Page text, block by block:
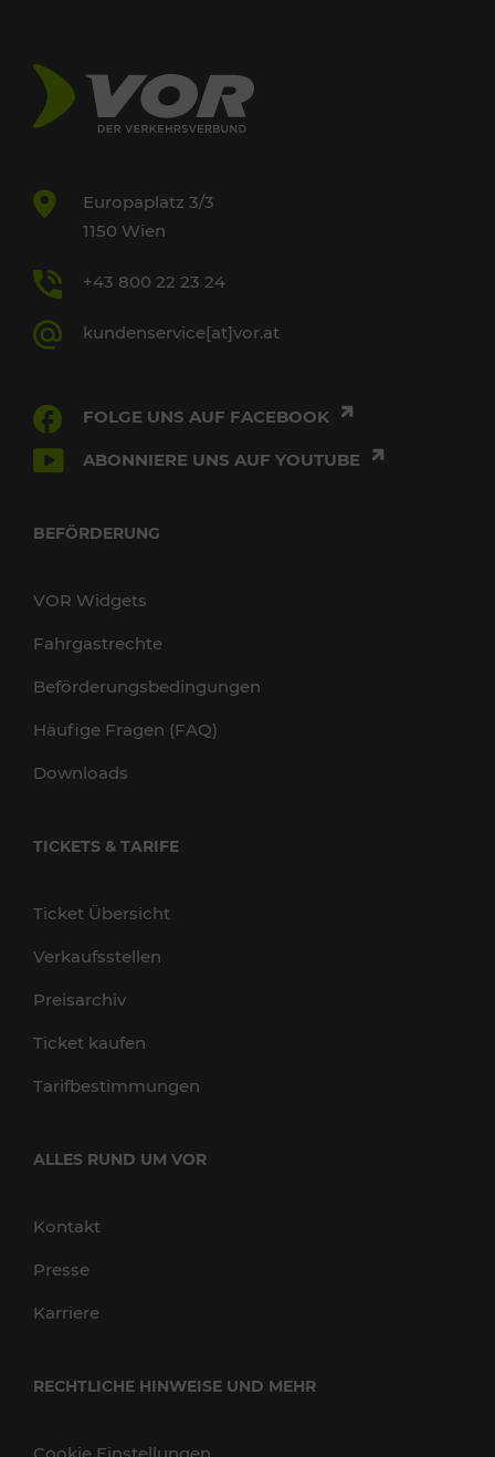
Europaplatz 3/3
1150 Wien
+43 800 22 23 24
kundenservice[at]vor.at
FOLGE UNS AUF FACEBOOK
ABONNIERE UNS AUF YOUTUBE
BEFÖRDERUNG
VOR Widgets
Fahrgastrechte
Beförderungsbedingungen
Häufige Fragen (FAQ)
Downloads
TICKETS & TARIFE
Ticket Übersicht
Verkaufsstellen
Preisarchiv
Ticket kaufen
Tarifbestimmungen
ALLES RUND UM VOR
Kontakt
Presse
Karriere
RECHTLICHE HINWEISE UND MEHR